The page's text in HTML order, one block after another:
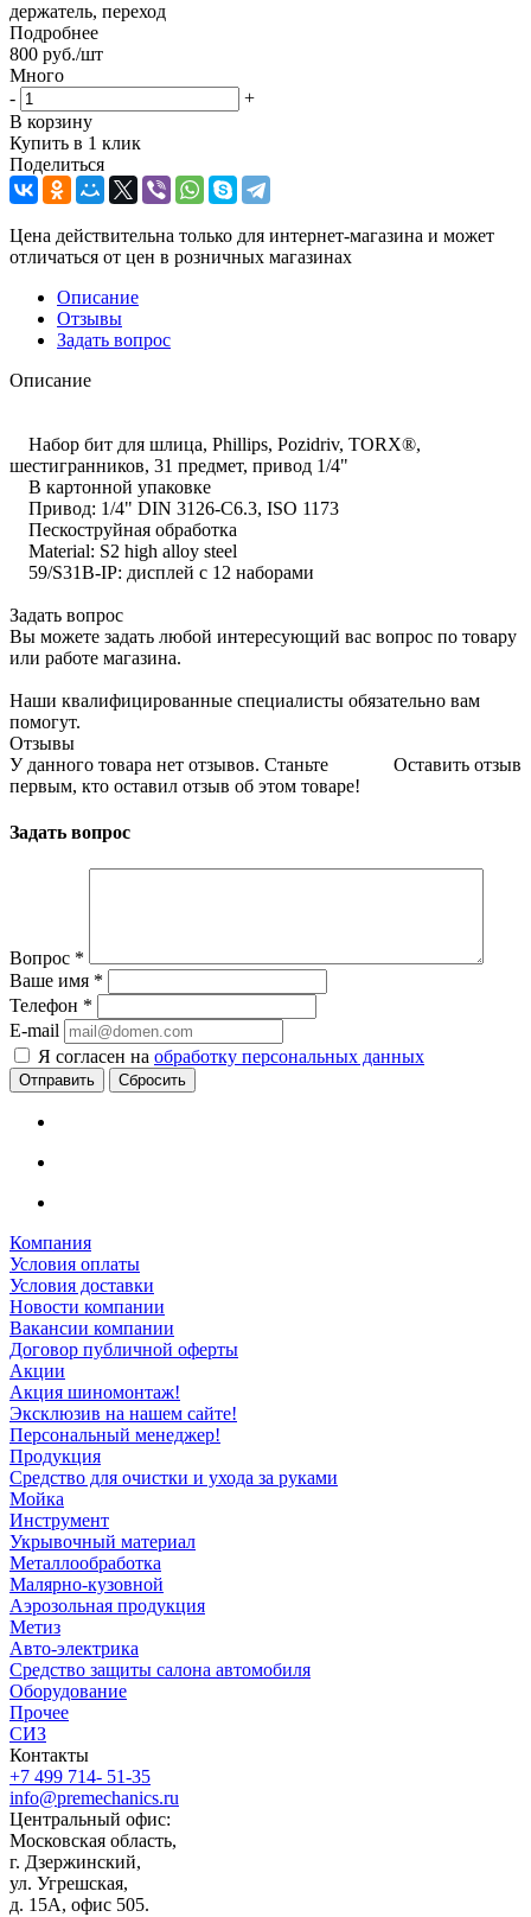
держатель, переход
Подробнее
800 руб./шт
Много
-
+
В корзину
Купить в 1 клик
Поделиться
Цена действительна только для интернет-магазина и может
отличаться от цен в розничных магазинах
Описание
Отзывы
Задать вопрос
Описание
Набор бит для шлица, Phillips, Pozidriv, TORX®,
шестигранников, 31 предмет, привод 1/4"
В картонной упаковке
Привод: 1/4" DIN 3126-C6.3, ISO 1173
Пескоструйная обработка
Material: S2 high alloy steel
59/S31B-IP: дисплей с 12 наборами
Задать вопрос
Вы можете задать любой интересующий вас вопрос по товару
или работе магазина.
Наши квалифицированные специалисты обязательно вам
помогут.
Отзывы
Оставить отзыв
У данного товара нет отзывов. Станьте
первым, кто оставил отзыв об этом товаре!
Задать вопрос
Вопрос *
Ваше имя *
Телефон *
E-mail
Я согласен на обработку персональных данных
Сбросить
Компания
Условия оплаты
Условия доставки
Новости компании
Вакансии компании
Договор публичной оферты
Акции
Акция шиномонтаж!
Эксклюзив на нашем сайте!
Персональный менеджер!
Продукция
Средство для очистки и ухода за руками
Мойка
Инструмент
Укрывочный материал
Металлообработка
Малярно-кузовной
Аэрозольная продукция
Метиз
Авто-электрика
Средство защиты салона автомобиля
Оборудование
Прочее
СИЗ
Контакты
+7 499 714- 51-35
info@premechanics.ru
Центральный офис:
Московская область,
г. Дзержинский,
ул. Угрешская,
д. 15А, офис 505.